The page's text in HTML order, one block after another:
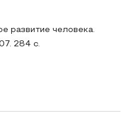
развитие человека.
284 с.